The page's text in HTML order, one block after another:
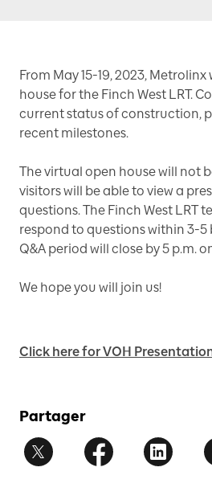
From May 15-19, 2023,
house for the Finch West LRT.
current status of construction,
recent milestones.
The virtual open house will not
visitors will be able to view a
questions. The Finch West LRT
respond to questions within 3-5
Q&A period will close by 5 p.m.
We hope you will join us!
Click here for VOH
Partager